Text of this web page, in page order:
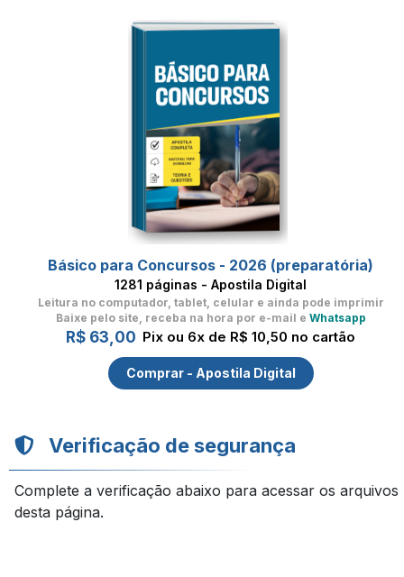
Básico para Concursos - 2026 (preparatória)
1281 páginas - Apostila Digital
Leitura no computador, tablet, celular e ainda pode imprimir
Baixe pelo site, receba na hora por e-mail e Whatsapp
R$ 63,00 Pix ou 6x de R$ 10,50 no cartão
Comprar - Apostila Digital
Verificação de segurança
Complete a verificação abaixo para acessar os arquivos
desta página.